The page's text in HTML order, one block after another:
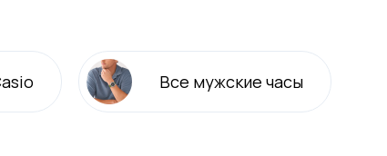
Все мужские часы